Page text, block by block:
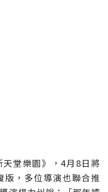
堂樂園》，4月8日將
版，多位導演也聯合推